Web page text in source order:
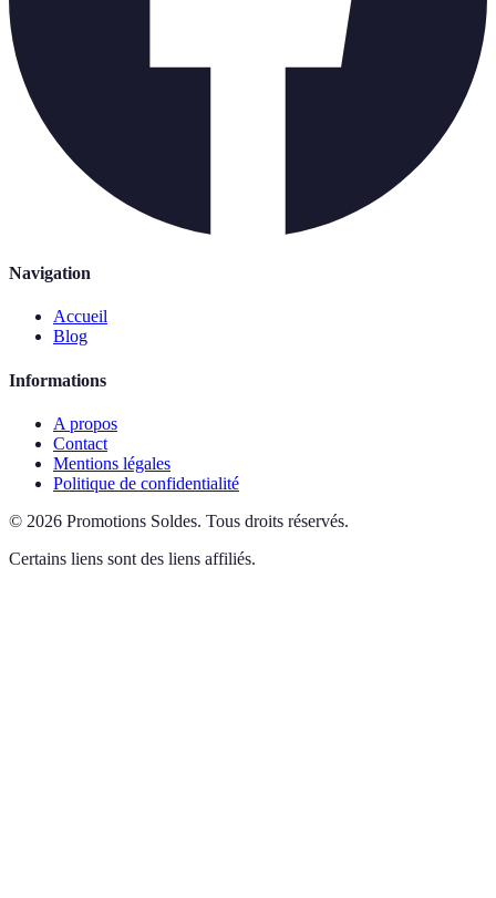
Navigation
Accueil
Blog
Informations
A propos
Contact
Mentions légales
Politique de confidentialité
© 2026 Promotions Soldes. Tous droits réservés.
Certains liens sont des liens affiliés.